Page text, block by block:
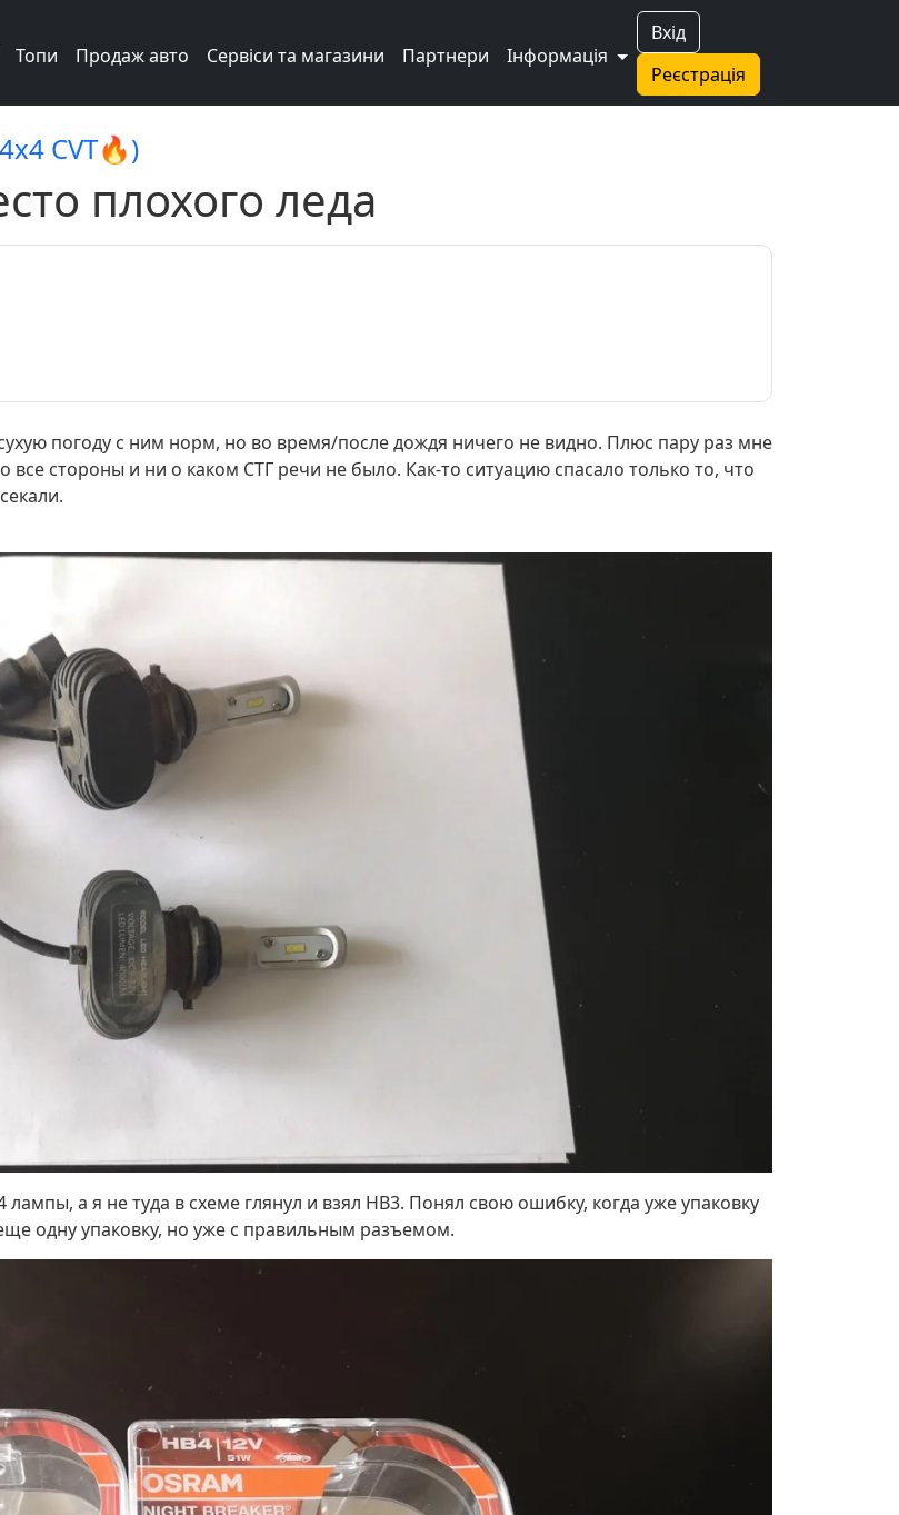
Вхід
Реєстрація
Топи Продаж авто Сервіси та магазини Партнери Інформація
CVT🔥)
плохого леда
погоду с ним норм, но во время/после дождя ничего не видно. Плюс пару раз мне
все стороны и ни о каком СТГ речи не было. Как-то ситуацию спасало только то, что
а я не туда в схеме глянул и взял HB3. Понял свою ошибку, когда уже упаковку
одну упаковку, но уже с правильным разъемом.